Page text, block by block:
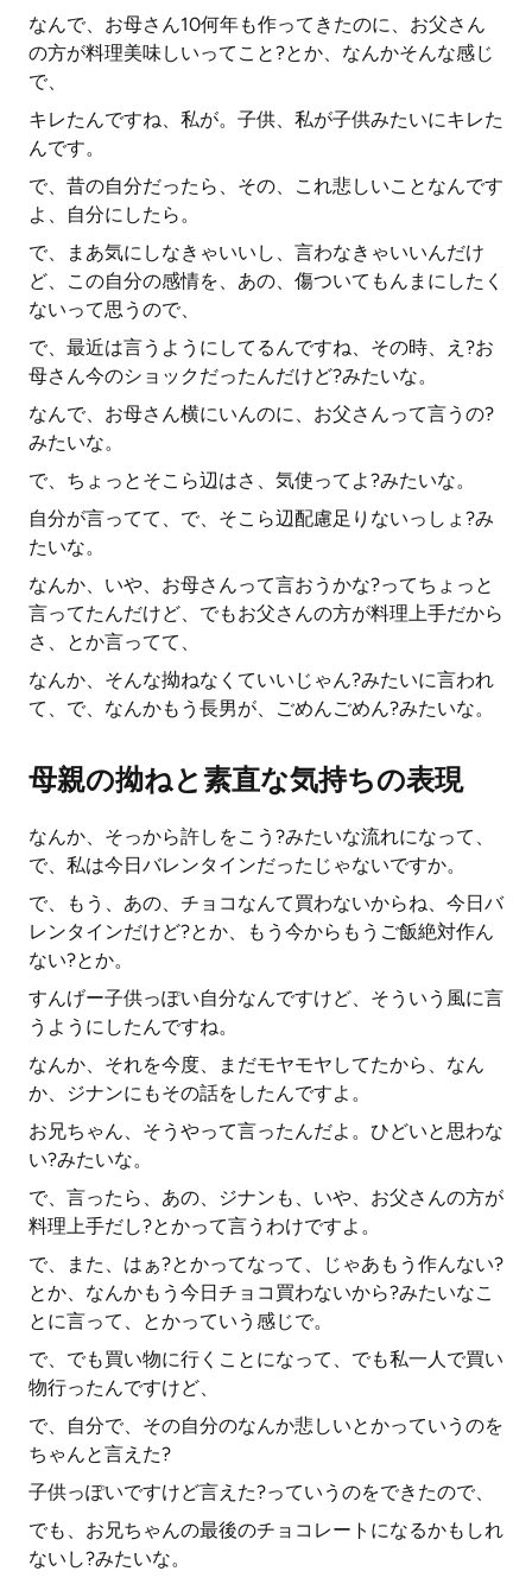
なんで、お母さん10何年も作ってきたのに、お父さん
の方が料理美味しいってこと?とか、なんかそんな感じ
で、
キレたんですね、私が。子供、私が子供みたいにキレた
んです。
で、昔の自分だったら、その、これ悲しいことなんです
よ、自分にしたら。
で、まあ気にしなきゃいいし、言わなきゃいいんだけ
ど、この自分の感情を、あの、傷ついてもんまにしたく
ないって思うので、
で、最近は言うようにしてるんですね、その時、え?お
母さん今のショックだったんだけど?みたいな。
なんで、お母さん横にいんのに、お父さんって言うの?
みたいな。
で、ちょっとそこら辺はさ、気使ってよ?みたいな。
自分が言ってて、で、そこら辺配慮足りないっしょ?み
たいな。
なんか、いや、お母さんって言おうかな?ってちょっと
言ってたんだけど、でもお父さんの方が料理上手だから
さ、とか言ってて、
なんか、そんな拗ねなくていいじゃん?みたいに言われ
て、で、なんかもう長男が、ごめんごめん?みたいな。
母親の拗ねと素直な気持ちの表現
なんか、そっから許しをこう?みたいな流れになって、
で、私は今日バレンタインだったじゃないですか。
で、もう、あの、チョコなんて買わないからね、今日バ
レンタインだけど?とか、もう今からもうご飯絶対作ん
ない?とか。
すんげー子供っぽい自分なんですけど、そういう風に言
うようにしたんですね。
なんか、それを今度、まだモヤモヤしてたから、なん
か、ジナンにもその話をしたんですよ。
お兄ちゃん、そうやって言ったんだよ。ひどいと思わな
い?みたいな。
で、言ったら、あの、ジナンも、いや、お父さんの方が
料理上手だし?とかって言うわけですよ。
で、また、はぁ?とかってなって、じゃあもう作んない?
とか、なんかもう今日チョコ買わないから?みたいなこ
とに言って、とかっていう感じで。
で、でも買い物に行くことになって、でも私一人で買い
物行ったんですけど、
で、自分で、その自分のなんか悲しいとかっていうのを
ちゃんと言えた?
子供っぽいですけど言えた?っていうのをできたので、
でも、お兄ちゃんの最後のチョコレートになるかもしれ
ないし?みたいな。